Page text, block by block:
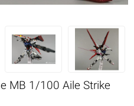
MB 1/100 Aile Strike